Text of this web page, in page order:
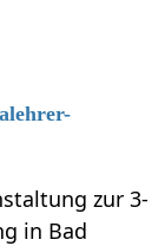
zur 3-
in Bad